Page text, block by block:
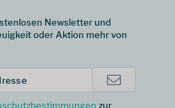
Newsletter und
oder Aktion mehr von
zur